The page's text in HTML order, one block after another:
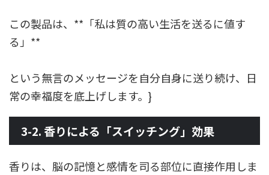
この製品は、**「私は質の高い生活を送るに値す
る」**
という無言のメッセージを自分自身に送り続け、日
常の幸福度を底上げします。}
3-2. 香りによる「スイッチング」効果
香りは、脳の記憶と感情を司る部位に直接作用しま